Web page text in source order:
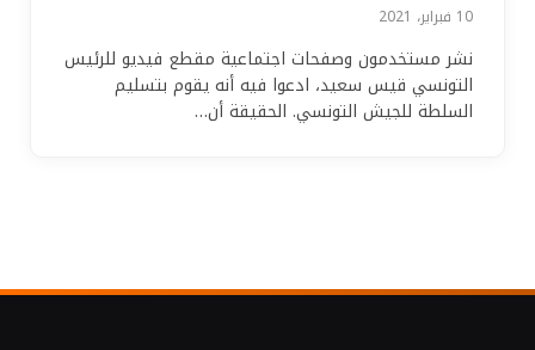
10 فبراير، 2021
نشر مستخدمون وصفحات اجتماعية مقطع فيديو للرئيس
التونسي قيس سعيد، ادعوا فيه أنه يقوم بتسليم
السلطة للجيش التونسي. الحقيقة أن…